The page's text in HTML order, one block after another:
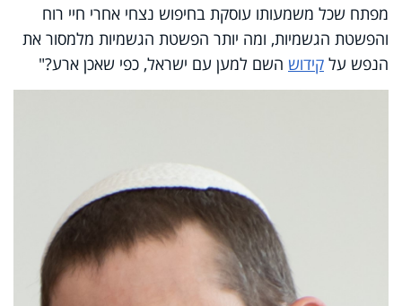
מפתח שכל משמעותו עוסקת בחיפוש נצחי אחרי חיי רוח
והפשטת הגשמיות, ומה יותר הפשטת הגשמיות מלמסור את
הנפש על קידוש השם למען עם ישראל, כפי שאכן ארע?"